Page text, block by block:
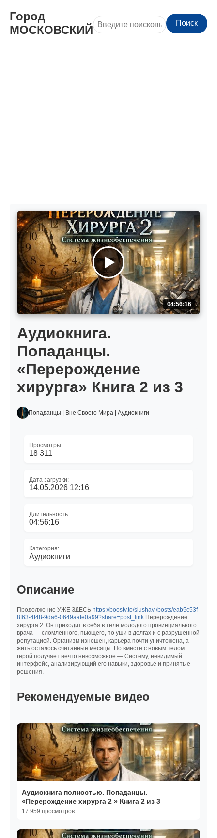
Город
МОСКОВСКИЙ
Поиск
04:56:16
Аудиокнига.
Попаданцы.
«Перерождение
хирурга» Книга 2 из 3
Попаданцы | Вне Своего Мира | Аудиокниги
Просмотры:
18 311
Дата загрузки:
14.05.2026 12:16
Длительность:
04:56:16
Категория:
Аудиокниги
Описание
Продолжение УЖЕ ЗДЕСЬ https://boosty.to/slushayi/posts/eab5c53f-
8f63-4f48-9da6-0649aafe0a99?share=post_link Перерождение
хирурга 2. Он приходит в себя в теле молодого провинциального
врача — сломленного, пьющего, по уши в долгах и с разрушенной
репутацией. Организм изношен, карьера почти уничтожена, а
жить осталось считанные месяцы. Но вместе с новым телом
герой получает нечто невозможное — Систему, невидимый
интерфейс, анализирующий его навыки, здоровье и принятые
решения.
Рекомендуемые видео
Аудиокнига полностью. Попаданцы.
«Перерождение хирурга 2 » Книга 2 из 3
17 959 просмотров